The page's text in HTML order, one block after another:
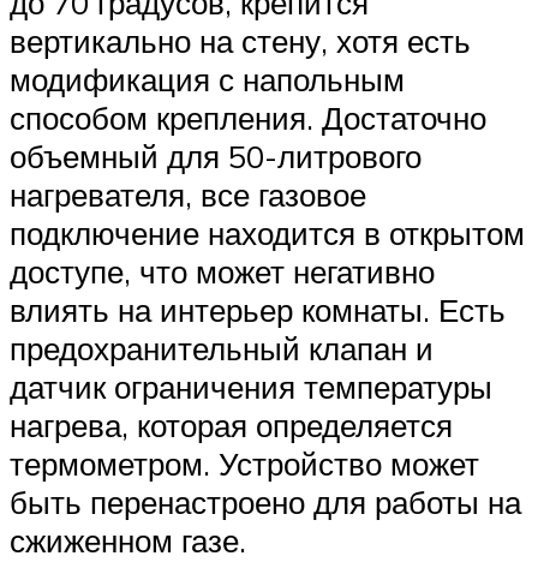
вертикально на стену, хотя есть
модификация с напольным
способом крепления. Достаточно
объемный для 50-литрового
нагревателя, все газовое
подключение находится в открытом
доступе, что может негативно
влиять на интерьер комнаты. Есть
предохранительный клапан и
датчик ограничения температуры
нагрева, которая определяется
термометром. Устройство может
быть перенастроено для работы на
сжиженном газе.